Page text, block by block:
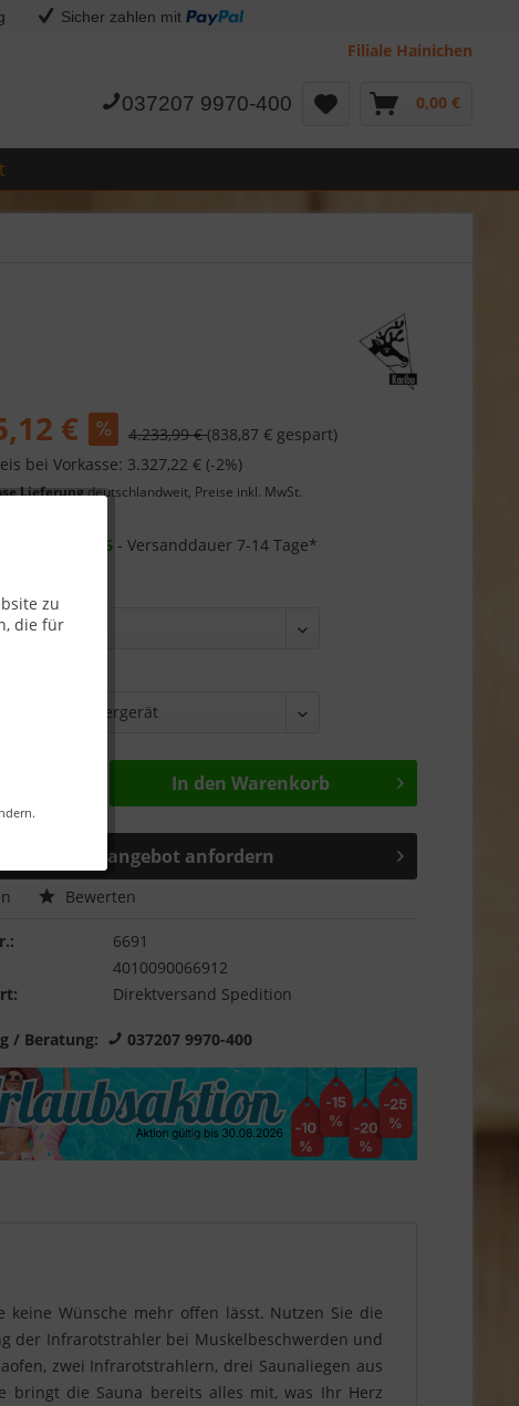
Sicher zahlen mit
Filiale Hainichen
037207 9970-400 0,00 €
zu
die für
€ 4.233,99 €(838,87 € gespart)
bei Vorkasse: 3.327,22 € (-2%)
Lieferungdeutschlandweit, Preise inkl. MwSt.
26.08.26 - Versanddauer 7-14 Tage*
In den Warenkorb
Sonderangebot anfordern
Bewerten
6691
4010090066912
Direktversand Spedition
/ Beratung: 037207 9970-400
keine Wünsche mehr offen lässt. Nutzen Sie die
der Infrarotstrahler bei Muskelbeschwerden und
zwei Infrarotstrahlern, drei Saunaliegen aus
bringt die Sauna bereits alles mit, was Ihr Herz